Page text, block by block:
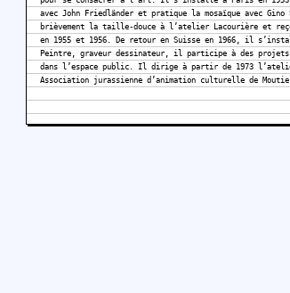
avec John Friedländer et pratique la mosaïque avec
brièvement la taille-douce à l’atelier Lacourière et
en 1955 et 1956. De retour en Suisse en 1966, il
Peintre, graveur dessinateur, il participe à des
dans l’espace public. Il dirige à partir de 1973
Association jurassienne d’animation culturelle de